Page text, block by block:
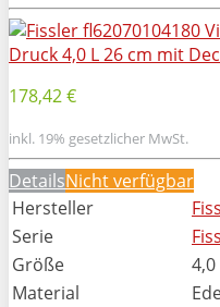
178,42 €
inkl. 19% gesetzlicher MwSt.
DetailsNicht verfügbar
Hersteller
Serie
Größe
Material